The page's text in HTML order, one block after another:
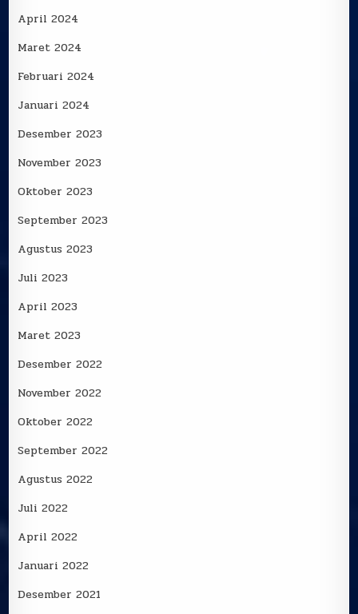
April 2024
Maret 2024
Februari 2024
Januari 2024
Desember 2023
November 2023
Oktober 2023
September 2023
Agustus 2023
Juli 2023
April 2023
Maret 2023
Desember 2022
November 2022
Oktober 2022
September 2022
Agustus 2022
Juli 2022
April 2022
Januari 2022
Desember 2021